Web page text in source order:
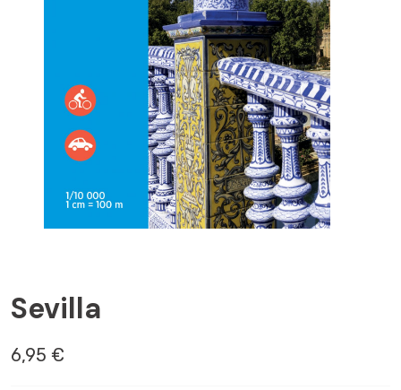
Sevilla
6,95 €